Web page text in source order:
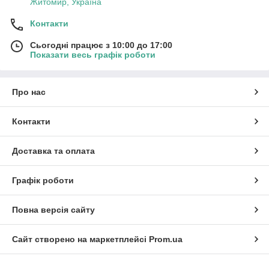
Контакти
Сьогодні працює з 10:00 до 17:00
Показати весь графік роботи
Про нас
Контакти
Доставка та оплата
Графік роботи
Повна версія сайту
Сайт створено на маркетплейсі Prom.ua